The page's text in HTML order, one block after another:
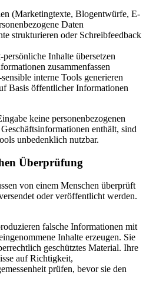
(Marketingtexte, Blogentwürfe, E-
Daten
strukturieren oder Schreibfeedback
Inhalte übersetzen
zusammenfassen
interne Tools generieren
Basis öffentlicher Informationen
keine personenbezogenen
enthält, sind
unbedenklich nutzbar.
Überprüfung
von einem Menschen überprüft
oder veröffentlicht werden.
falsche Informationen mit
Inhalte erzeugen. Sie
geschütztes Material. Ihre
auf Richtigkeit,
prüfen, bevor sie den